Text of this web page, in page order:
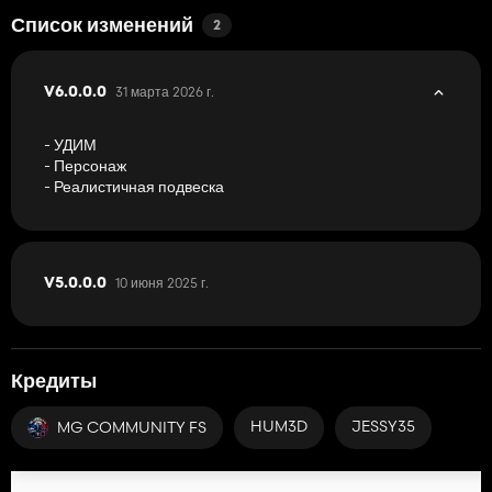
Список изменений 2
V6.0.0.0 31 марта 2026 г.
- УДИМ
- Персонаж
- Реалистичная подвеска
V5.0.0.0 10 июня 2025 г.
Кредиты
MG COMMUNITY FS HUM3D JESSY35